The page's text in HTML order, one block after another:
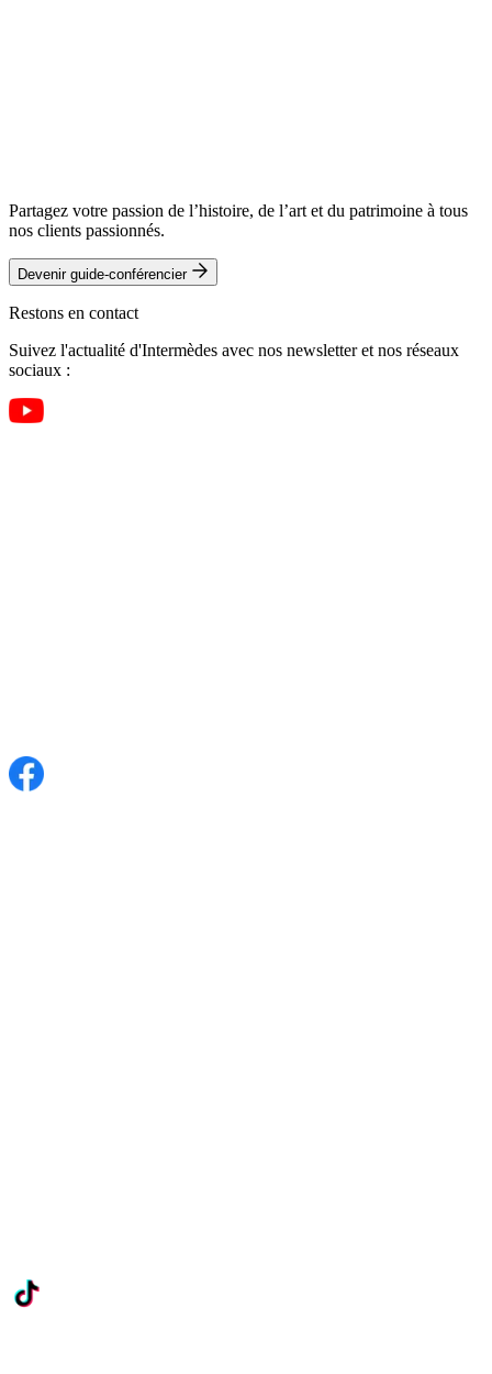
Partagez votre passion de l’histoire, de l’art et du patrimoine à tous
nos clients passionnés.
Devenir guide-conférencier
Restons en contact
Suivez l'actualité d'Intermèdes avec nos newsletter et nos réseaux
sociaux :